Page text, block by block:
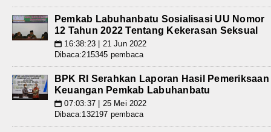
Pemkab Labuhanbatu Sosialisasi UU Nomor
12 Tahun 2022 Tentang Kekerasan Seksual
📅 16:38:23 | 21 Jun 2022
Dibaca:215345 pembaca
BPK RI Serahkan Laporan Hasil Pemeriksaan
Keuangan Pemkab Labuhanbatu
📅 07:03:37 | 25 Mei 2022
Dibaca:132197 pembaca